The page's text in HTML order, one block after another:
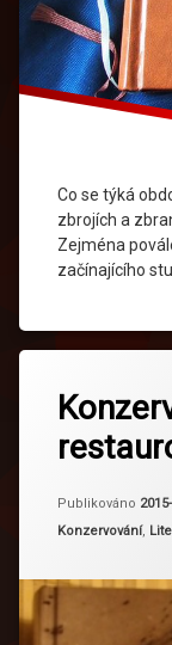
Co se týká
zbrojích a
Zejména
začínajícího
Publikováno
Kategorie:
Konzervování,